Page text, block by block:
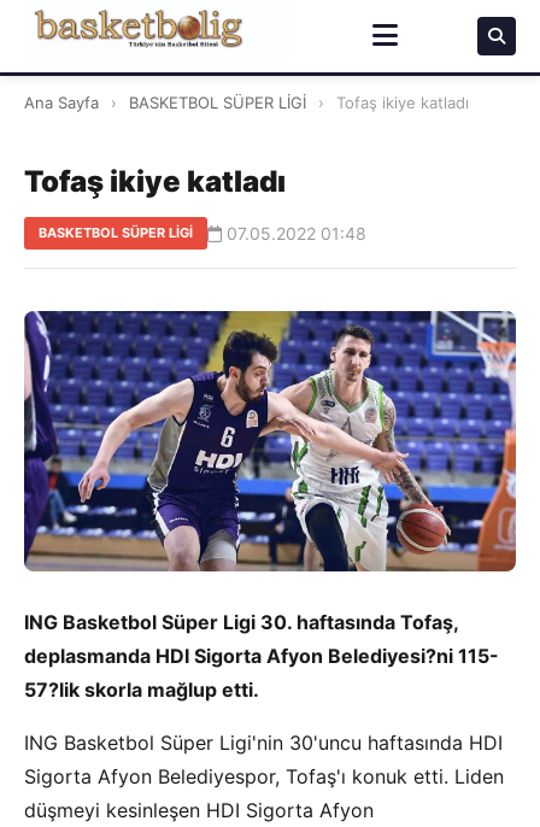
Ana Sayfa › BASKETBOL SÜPER LİGİ › Tofaş ikiye katladı
Tofaş ikiye katladı
BASKETBOL SÜPER LİGİ 07.05.2022 01:48
ING Basketbol Süper Ligi 30. haftasında Tofaş,
deplasmanda HDI Sigorta Afyon Belediyesi?ni 115-
57?lik skorla mağlup etti.
ING Basketbol Süper Ligi'nin 30'uncu haftasında HDI
Sigorta Afyon Belediyespor, Tofaş'ı konuk etti. Liden
düşmeyi kesinleşen HDI Sigorta Afyon